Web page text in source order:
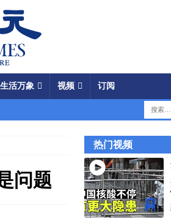
生活万象 视频 订阅
问题
热门视频